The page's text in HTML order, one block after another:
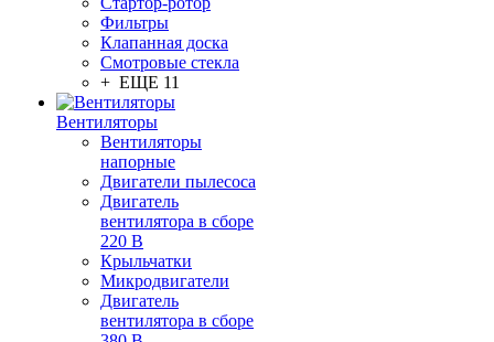
Фильтры
Клапанная доска
Смотровые стекла
+ ЕЩЕ 11
Вентиляторы
Вентиляторы
напорные
Двигатели пылесоса
Двигатель
вентилятора в сборе
220 В
Крыльчатки
Микродвигатели
Двигатель
вентилятора в сборе